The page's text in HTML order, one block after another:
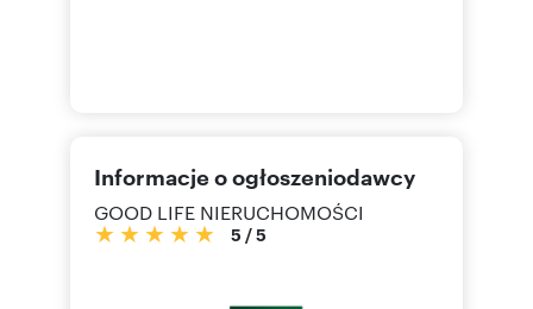
Informacje o ogłoszeniodawcy
GOOD LIFE NIERUCHOMOŚCI
5 /5